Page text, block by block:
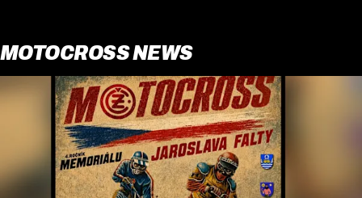
MOTOCROSS NEWS